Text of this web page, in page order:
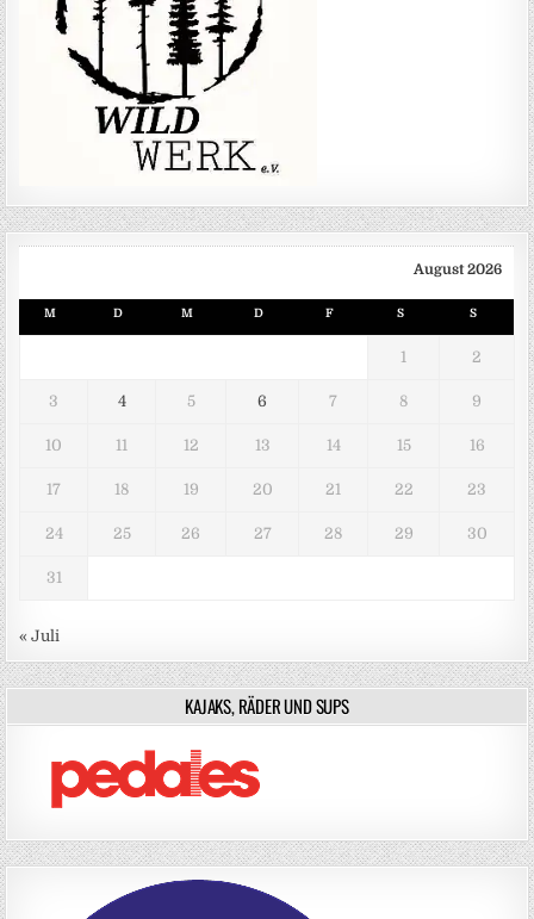
August 2026
M D M D F S S
1 2
3 4 5 6 7 8 9
10 11 12 13 14 15 16
17 18 19 20 21 22 23
24 25 26 27 28 29 30
31
« Juli
KAJAKS, RÄDER UND SUPS